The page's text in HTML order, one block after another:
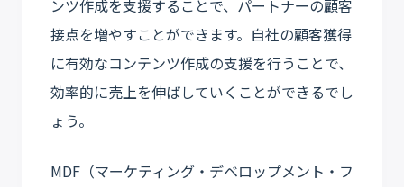
ンツ作成を支援することで、パートナーの顧客
接点を増やすことができます。自社の顧客獲得
に有効なコンテンツ作成の支援を行うことで、
効率的に売上を伸ばしていくことができるでし
ょう。
MDF（マーケティング・デベロップメント・フ